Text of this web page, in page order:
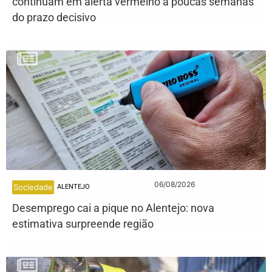
do prazo decisivo
Sociedade ALENTEJO 06/08/2026
Desemprego cai a pique no Alentejo: nova
estimativa surpreende região